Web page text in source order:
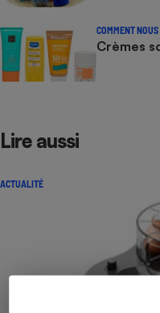
COMMENT
Crèmes
Lire aussi
ACTUALITÉ